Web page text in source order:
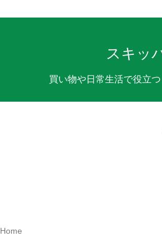
スキッ
買い物や日常生活で役立
Home